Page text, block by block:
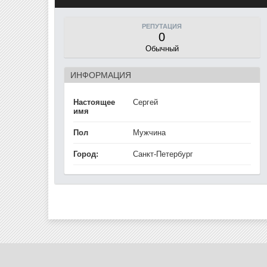
РЕПУТАЦИЯ
0
Обычный
ИНФОРМАЦИЯ
Настоящее
имя
Сергей
Пол Мужчина
Город: Санкт-Петербург